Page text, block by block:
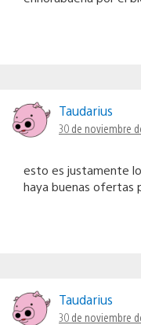
Taudarius
30 de noviembre
esto es justamente
haya buenas ofertas
Taudarius
30 de noviembre